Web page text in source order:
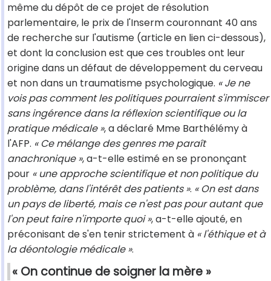
même du dépôt de ce projet de résolution
parlementaire, le prix de l'Inserm couronnant 40 ans
de recherche sur l'autisme (article en lien ci-dessous),
et dont la conclusion est que ces troubles ont leur
origine dans un défaut de développement du cerveau
et non dans un traumatisme psychologique. « Je ne
vois pas comment les politiques pourraient s'immiscer
sans ingérence dans la réflexion scientifique ou la
pratique médicale », a déclaré Mme Barthélémy à
l'AFP. « Ce mélange des genres me paraît
anachronique », a-t-elle estimé en se prononçant
pour « une approche scientifique et non politique du
problème, dans l'intérêt des patients ». « On est dans
un pays de liberté, mais ce n'est pas pour autant que
l'on peut faire n'importe quoi », a-t-elle ajouté, en
préconisant de s'en tenir strictement à « l'éthique et à
la déontologie médicale ».
« On continue de soigner la mère »